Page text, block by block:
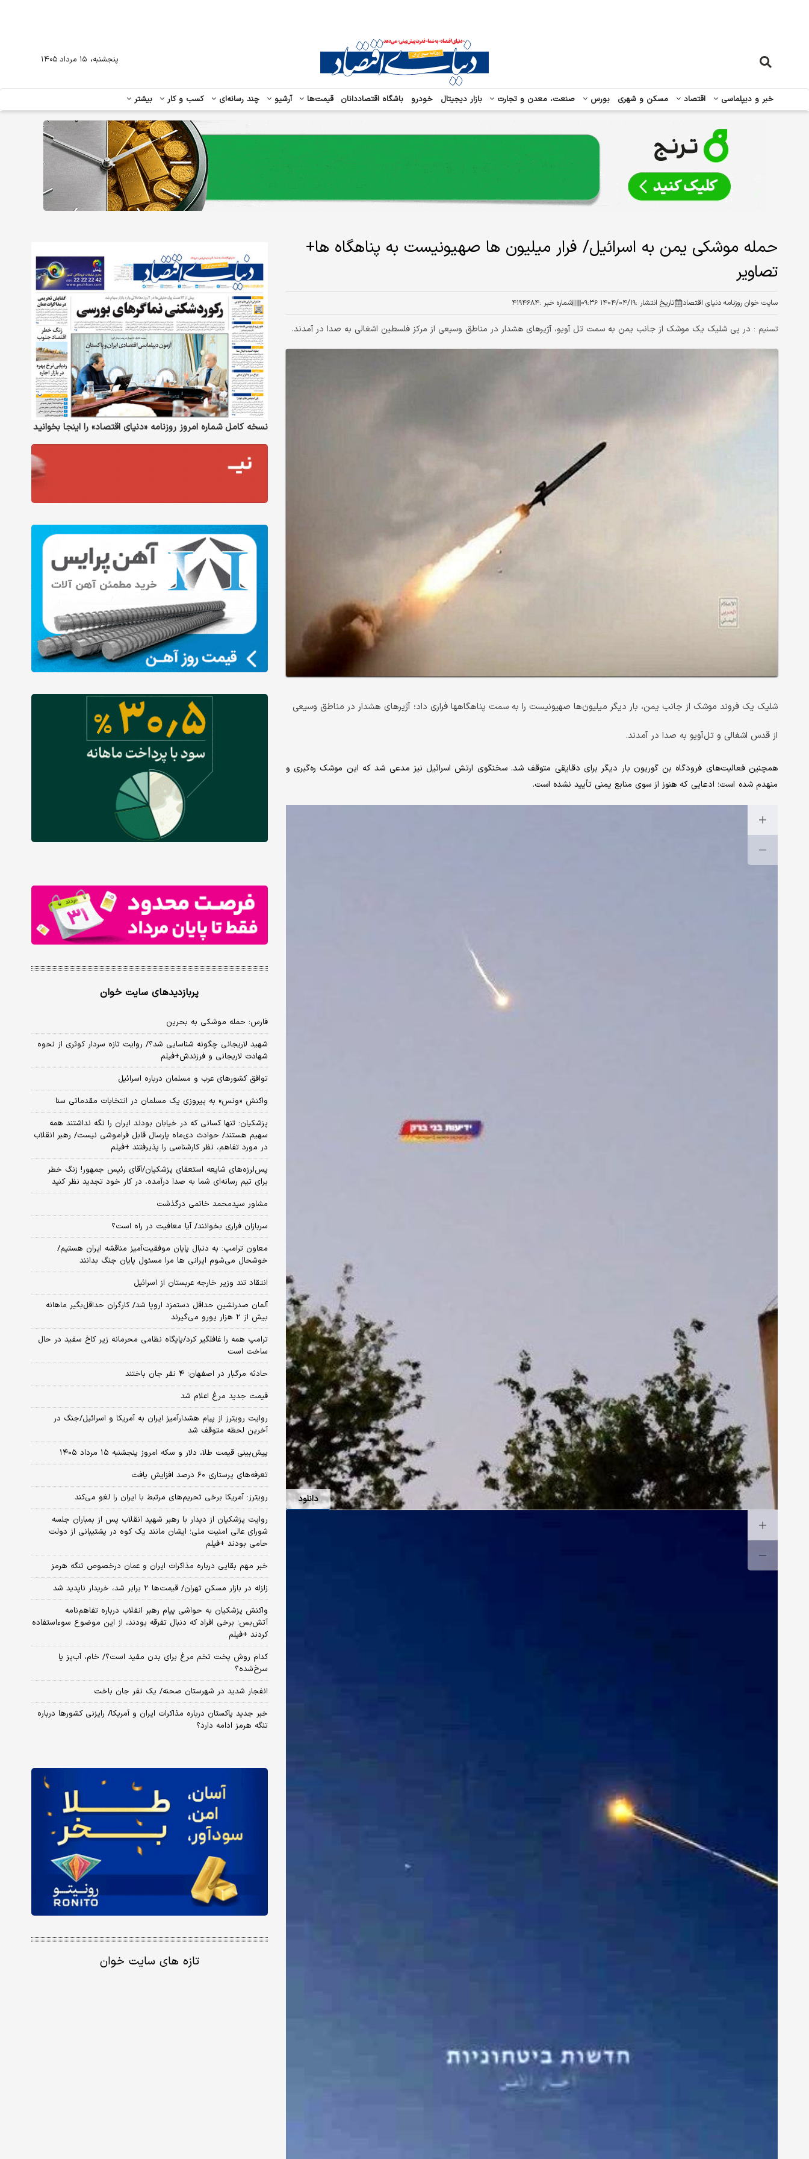
خبر و دیپلماسی اقتصاد مسکن و شهری بورس صنعت، معدن و تجارت بازار دیجیتال خودرو باشگاه اقتصاددانان قیمت‌ها آرشیو چند رسانه‌ای کسب و کار بیشتر
پنجشنبه، ۱۵ مرداد ۱۴۰۵
حمله موشکی یمن به اسرائیل/ فرار میلیون ها صهیونیست به پناهگاه ها+
تصاویر
سایت خوان روزنامه دنیای اقتصاد تاریخ انتشار :۱۴۰۴/۰۴/۱۹ ۰۹:۳۶ شماره خبر :۴۱۹۴۶۸۴
تسنیم : در پی شلیک یک موشک از جانب یمن به سمت تل ‌آویو، آژیرهای هشدار در مناطق وسیعی از مرکز فلسطین اشغالی به صدا در آمدند.
شلیک یک فروند موشک از جانب یمن، بار دیگر میلیون‌ها صهیونیست را به سمت پناهگاهها فراری داد؛ آژیرهای هشدار در مناطق وسیعی
از قدس اشغالی و تل‌آویو به صدا در آمدند.
همچنین فعالیت‌های فرودگاه بن گوریون بار دیگر برای دقایقی متوقف شد. سخنگوی ارتش اسرائیل نیز مدعی شد که این موشک ره‌گیری و
منهدم شده است؛ ادعایی که هنوز از سوی منابع یمنی تأیید نشده است.
دانلود
نسخه کامل شماره امروز روزنامه «دنیای‌ اقتصاد» را اینجا بخوانید
پربازدیدهای سایت خوان
فارس: حمله موشکی به بحرین
شهید لاریجانی چگونه شناسایی شد؟/ روایت تازه سردار کوثری از نحوه
شهادت لاریجانی و فرزندش+فیلم
توافق کشورهای عرب و مسلمان درباره اسرائیل
واکنش «ونس» به پیروزی یک مسلمان در انتخابات مقدماتی سنا
پزشکیان: تنها کسانی که در خیابان بودند ایران را نگه نداشتند همه
سهیم هستند/ حوادث دی‌ماه پارسال قابل فراموشی نیست/ رهبر انقلاب
در مورد تفاهم، نظر کارشناسی را پذیرفتند +فیلم
پس‌لرزه‌های شایعه استعفای پزشکیان/آقای رئیس جمهور! زنگ خطر
برای تیم رسانه‌ای شما به صدا درآمده، در کار خود تجدید نظر کنید
مشاور سیدمحمد خاتمی درگذشت
سربازان فراری بخوانند/ آیا معافیت در راه است؟
معاون ترامپ: به دنبال پایان موفقیت‌آمیز مناقشه ایران هستیم/
خوشحال می‌شوم ایرانی ها مرا مسئول پایان جنگ بدانند
انتقاد تند وزیر خارجه عربستان از اسرائیل
آلمان صدرنشین حداقل دستمزد اروپا شد/ کارگران حداقل‌بگیر ماهانه
بیش از ۲ هزار یورو می‌گیرند
ترامپ همه را غافلگیر کرد/پایگاه نظامی محرمانه زیر کاخ سفید در حال
ساخت است
حادثه مرگبار در اصفهان؛ ۴ نفر جان باختند
قیمت جدید مرغ اعلام شد
روایت رویترز از پیام هشدارآمیز ایران به آمریکا و اسرائیل/جنگ در
آخرین لحظه متوقف شد
پیش‌بینی قیمت طلا، دلار و سکه امروز پنجشنبه ۱۵ مرداد ۱۴۰۵
تعرفه‌های پرستاری ۶۰ درصد افزایش یافت
رویترز: آمریکا برخی تحریم‌های مرتبط با ایران را لغو می‌کند
روایت پزشکیان از دیدار با رهبر شهید انقلاب پس از بمباران جلسه
شورای عالی امنیت ملی؛ ایشان مانند یک کوه در پشتیبانی از دولت
حامی بودند +فیلم
خبر مهم بقایی درباره مذاکرات ایران و عمان درخصوص تنگه هرمز
زلزله در بازار مسکن تهران/ قیمت‌ها ۲ برابر شد، خریدار ناپدید شد
واکنش پزشکیان به حواشی پیام رهبر انقلاب درباره تفاهم‌نامه
آتش‌بس؛ برخی افراد که دنبال تفرقه بودند، از این موضوع سوءاستفاده
کردند +فیلم
کدام روش پخت تخم مرغ برای بدن مفید است؟/ خام، آب‌پز یا
سرخ‌شده؟
انفجار شدید در شهرستان صحنه/ یک نفر جان باخت
خبر جدید پاکستان درباره مذاکرات ایران و آمریکا/ رایزنی کشورها درباره
تنگه هرمز ادامه دارد؟
تازه های سایت خوان